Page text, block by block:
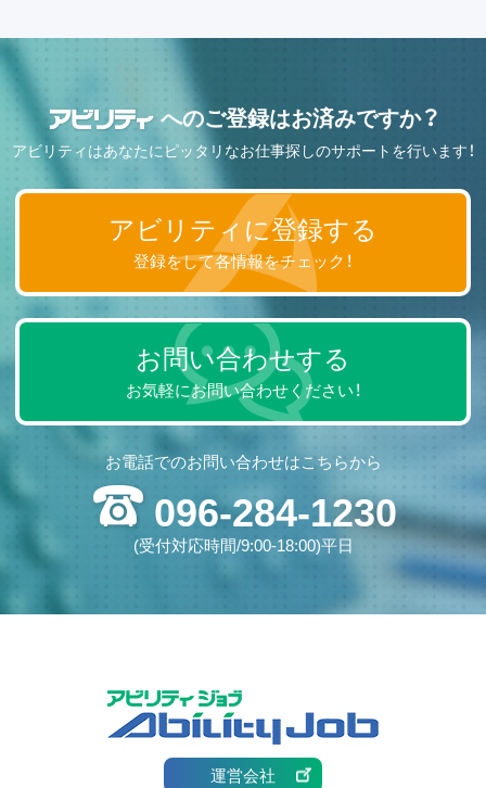
へのご登録はお済みですか？
アビリティはあなたにピッタリなお仕事探しのサポートを行います！
アビリティに登録する
登録をして各情報をチェック！
お問い合わせする
お気軽にお問い合わせください！
お電話でのお問い合わせはこちらから
096-284-1230
(受付対応時間/9:00-18:00)平日
運営会社